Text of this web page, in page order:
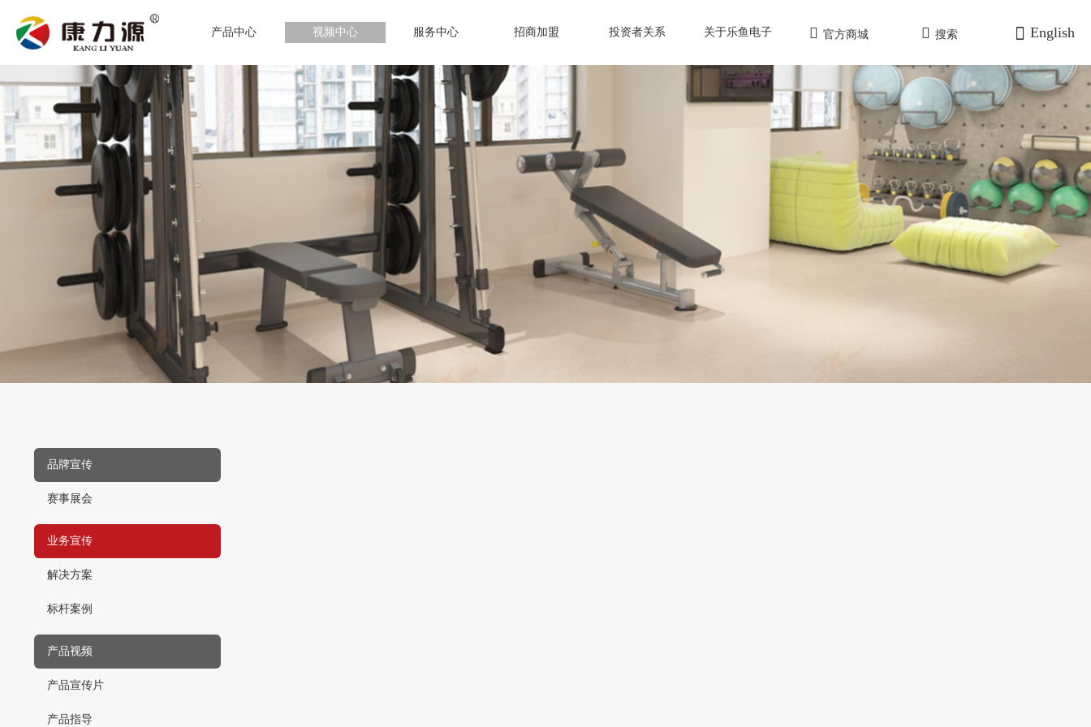
产品中心 视频中心 服务中心 招商加盟 投资者关系 关于乐鱼电子 官方商城 搜索 English
品牌宣传
赛事展会
业务宣传
解决方案
标杆案例
产品视频
产品宣传片
产品指导